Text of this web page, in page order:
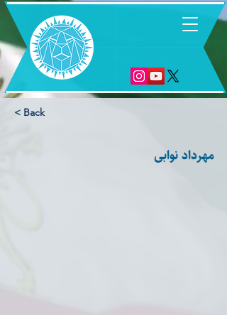
< Back
‏مهرداد نوابی